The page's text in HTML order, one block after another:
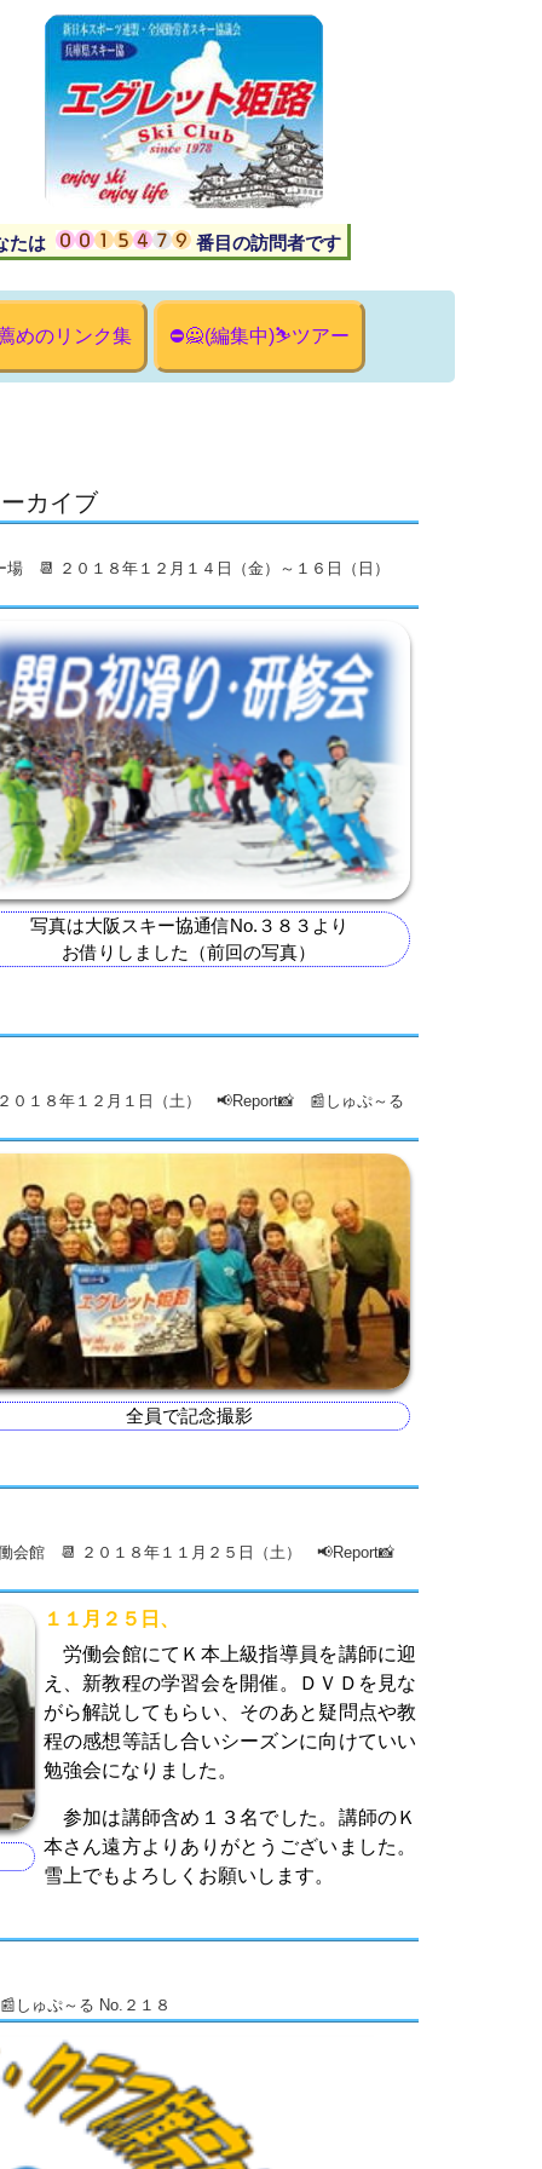
たは 番目の訪問者です
めのリンク集 ⛔🙅(編集中)⛷ツアー
カイブ
📆 ２０１８年１２月１４日（金）～１６日（日）
写真は大阪スキー協通信No.３８３より
お借りしました（前回の写真）
１８年１２月１日（土） 📢Report📸 📰しゅぷ～る
全員で記念撮影
会館 📆 ２０１８年１１月２５日（土） 📢Report📸
１１月２５日、
労働会館にてＫ本上級指導員を講師に迎
え、新教程の学習会を開催。ＤＶＤを見な
がら解説してもらい、そのあと疑問点や教
程の感想等話し合いシーズンに向けていい
勉強会になりました。
参加は講師含め１３名でした。講師のＫ
本さん遠方よりありがとうございました。
雪上でもよろしくお願いします。
ゅぷ～る No.２１８